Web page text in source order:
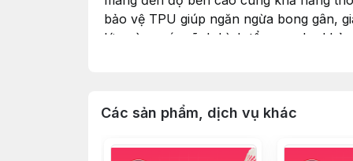
bảo vệ TPU giúp ngăn ngừa bong gân,
lớp cùng các rãnh hình tổ ong, cho khả
Các sản phẩm, dịch vụ khác